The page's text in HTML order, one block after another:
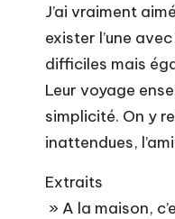
J’ai vraiment
exister l’une
difficiles mais
Leur voyage
simplicité. On y
inattendues,
Extraits
» A la maison,